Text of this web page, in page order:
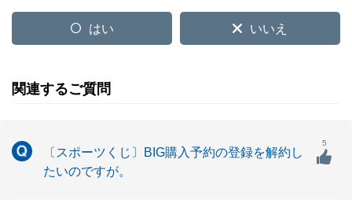
はい いいえ
関連するご質問
〔スポーツくじ〕BIG購入予約の登録を解約し
たいのですが。
5